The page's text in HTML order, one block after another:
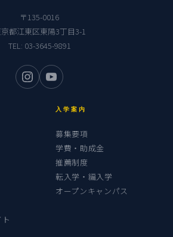
〒135-0016
都江東区東陽3丁目3-1
TEL: 03-3645-9891
入学案内
募集要項
学費・助成金
推薦制度
転入学・編入学
オープンキャンパス